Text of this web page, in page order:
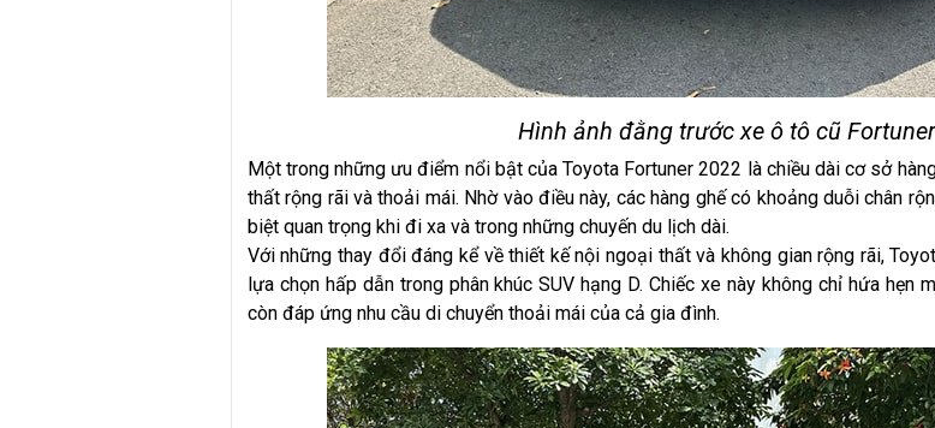
Hình ảnh đằng trước xe ô tô cũ
Một trong những ưu điểm nổi bật của Toyota Fortuner 2022 là chiều dài cơ sở
thất rộng rãi và thoải mái. Nhờ vào điều này, các hàng ghế có khoảng duỗi chân
biệt quan trọng khi đi xa và trong những chuyến du lịch dài.
Với những thay đổi đáng kể về thiết kế nội ngoại thất và không gian rộng rãi,
lựa chọn hấp dẫn trong phân khúc SUV hạng D. Chiếc xe này không chỉ hứa
còn đáp ứng nhu cầu di chuyển thoải mái của cả gia đình.